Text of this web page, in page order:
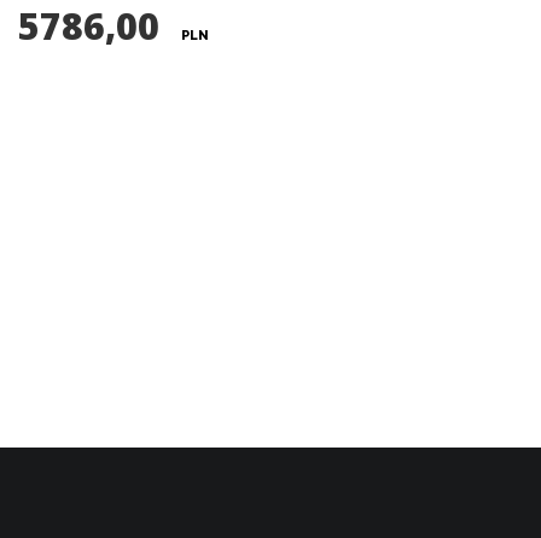
5786,00 PLN